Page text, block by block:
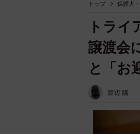
トップ 保護犬
トラ
譲渡会
と「お
渡辺 陽